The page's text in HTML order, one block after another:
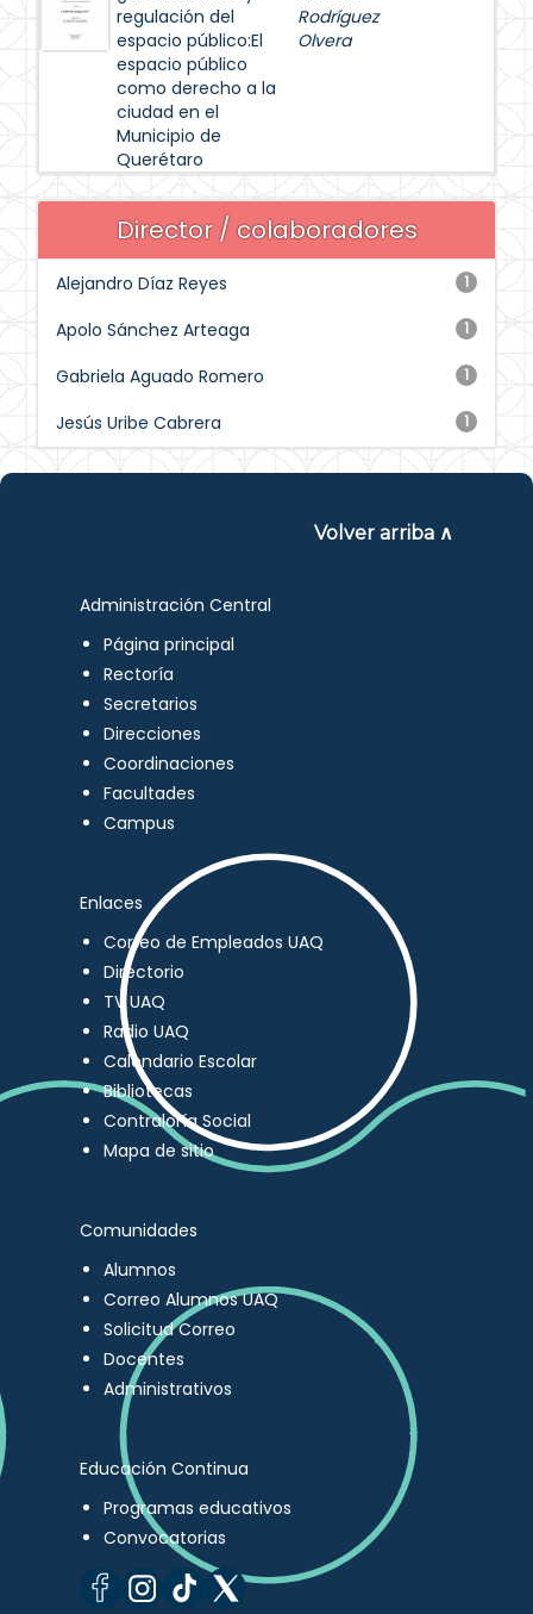
regulación del
espacio público:El
espacio público
como derecho a la
ciudad en el
Municipio de
Querétaro
Rodríguez
Olvera
Director / colaboradores
1
Alejandro Díaz Reyes
1
Apolo Sánchez Arteaga
1
Gabriela Aguado Romero
1
Jesús Uribe Cabrera
Volver arriba ∧
Administración Central
Página principal
Rectoría
Secretarios
Direcciones
Coordinaciones
Facultades
Campus
Enlaces
Correo de Empleados UAQ
Directorio
TV UAQ
Radio UAQ
Calendario Escolar
Bibliotecas
Contraloría Social
Mapa de sitio
Comunidades
Alumnos
Correo Alumnos UAQ
Solicitud Correo
Docentes
Administrativos
Educación Continua
Programas educativos
Convocatorias